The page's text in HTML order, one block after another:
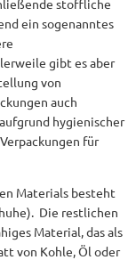
stoffliche
ein sogenanntes
gibt es aber
von
auch
hygienischer
für
Materials besteht
Die restlichen
Material, das als
von Kohle, Öl oder